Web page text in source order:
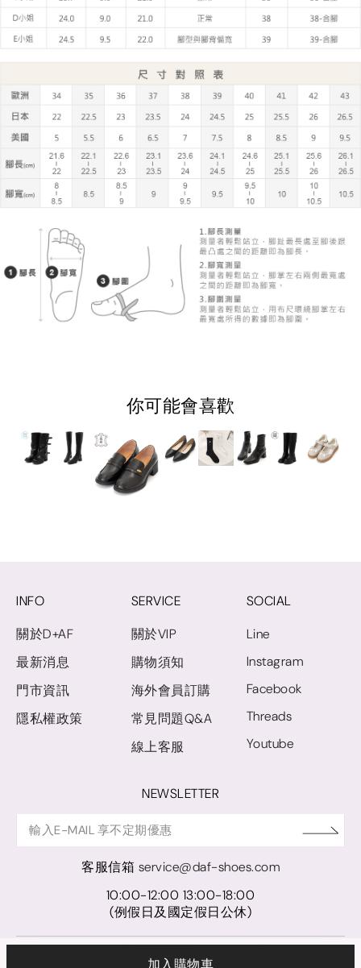
加入購物車
你可能會喜歡
INFO
關於D+AF
最新消息
門市資訊
隱私權政策
SERVICE
關於VIP
購物須知
海外會員訂購
常見問題Q&A
線上客服
SOCIAL
Line
Instagram
Facebook
Threads
Youtube
NEWSLETTER
客服信箱 service@daf-shoes.com
10:00-12:00 13:00-18:00
(例假日及國定假日公休)
© D+AF. 2024 晨希時尚股份有限公司｜統一編號 27921248